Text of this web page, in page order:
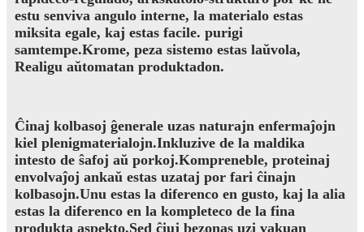
estu senviva angulo interne, la materialo estas
miksita egale, kaj estas facile. purigi
samtempe.Krome, peza sistemo estas laŭvola,
Realigu aŭtomatan produktadon.
Ĉinaj kolbasoj ĝenerale uzas naturajn enfermaĵojn
kiel plenigmaterialojn.Inkluzive de la maldika
intesto de ŝafoj aŭ porkoj.Kompreneble, proteinaj
envolvaĵoj ankaŭ estas uzataj por fari ĉinajn
kolbasojn.Unu estas la diferenco en gusto, kaj la alia
estas la diferenco en la kompleteco de la fina
produkta aspekto.Sed ĉiuj bezonas uzi vakuan